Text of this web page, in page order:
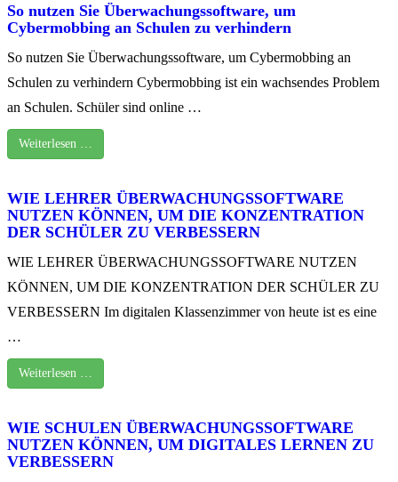
So nutzen Sie Überwachungssoftware, um
Cybermobbing an Schulen zu verhindern
So nutzen Sie Überwachungssoftware, um Cybermobbing an
Schulen zu verhindern Cybermobbing ist ein wachsendes Problem
an Schulen. Schüler sind online …
Weiterlesen …
WIE LEHRER ÜBERWACHUNGSSOFTWARE
NUTZEN KÖNNEN, UM DIE KONZENTRATION
DER SCHÜLER ZU VERBESSERN
WIE LEHRER ÜBERWACHUNGSSOFTWARE NUTZEN
KÖNNEN, UM DIE KONZENTRATION DER SCHÜLER ZU
VERBESSERN Im digitalen Klassenzimmer von heute ist es eine
…
Weiterlesen …
WIE SCHULEN ÜBERWACHUNGSSOFTWARE
NUTZEN KÖNNEN, UM DIGITALES LERNEN ZU
VERBESSERN